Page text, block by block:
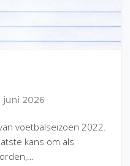
juni 2026
voetbalseizoen 2022.
kans om als